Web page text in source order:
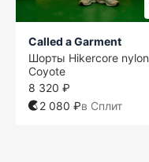
Called a Garment
Шорты Hikercore nylon
Coyote
8 320 ₽
2 080 ₽в Сплит